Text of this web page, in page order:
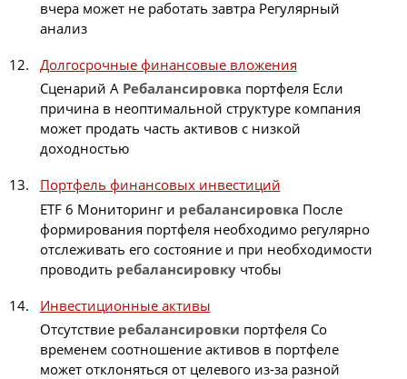
вчера может не работать завтра Регулярный
анализ
Долгосрочные финансовые вложения
Сценарий А Ребалансировка портфеля Если
причина в неоптимальной структуре компания
может продать часть активов с низкой
доходностью
Портфель финансовых инвестиций
ETF 6 Мониторинг и ребалансировка После
формирования портфеля необходимо регулярно
отслеживать его состояние и при необходимости
проводить ребалансировкучтобы
Инвестиционные активы
Отсутствие ребалансировки портфеля Со
временем соотношение активов в портфеле
может отклоняться от целевого из-за разной